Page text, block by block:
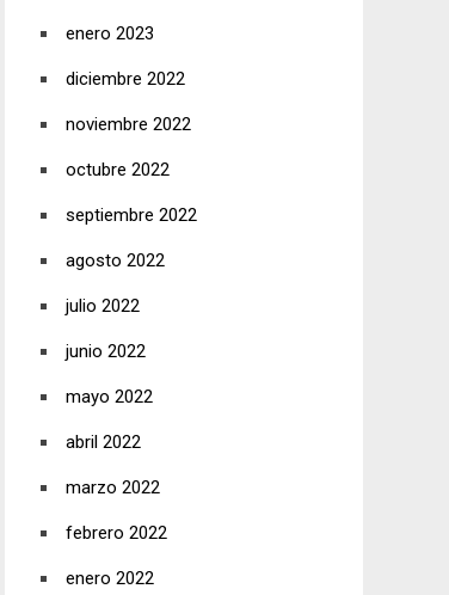
enero 2023
diciembre 2022
noviembre 2022
octubre 2022
septiembre 2022
agosto 2022
julio 2022
junio 2022
mayo 2022
abril 2022
marzo 2022
febrero 2022
enero 2022